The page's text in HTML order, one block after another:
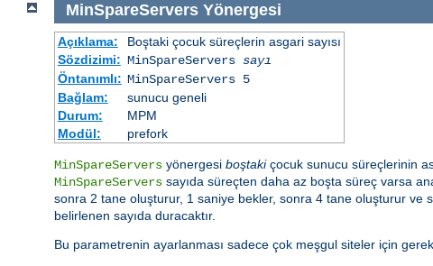
MinSpareServers Yönergesi
Açıklama:
Boştaki çocuk süreçlerin asgari sayısı
Sözdizimi: MinSpareServers sayı
Öntanımlı: MinSpareServers 5
Bağlam:
sunucu geneli
Durum:
MPM
Modül:
prefork
MinSpareServers yönergesi boştakiçocuk sunucu süreçlerinin
MinSpareServers sayıda süreçten daha az boşta süreç varsa
sonra 2 tane oluşturur, 1 saniye bekler, sonra 4 tane oluşturur ve
belirlenen sayıda duracaktır.
Bu parametrenin ayarlanması sadece çok meşgul siteler için